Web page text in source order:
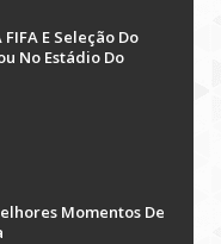
E Seleção Do
No Estádio Do
Momentos De